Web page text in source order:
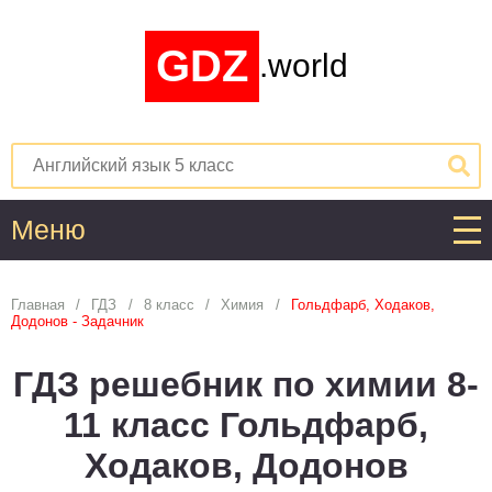
GDZ .world
Меню
1
2 3
Английский язык
2 3 4 5 6 7 8 9 10
Астрономия
Главная ГДЗ 8 класс Химия
Гольдфарб, Ходаков,
Додонов - Задачник
ГДЗ решебник по химии 8-
11 класс Гольдфарб,
Ходаков, Додонов